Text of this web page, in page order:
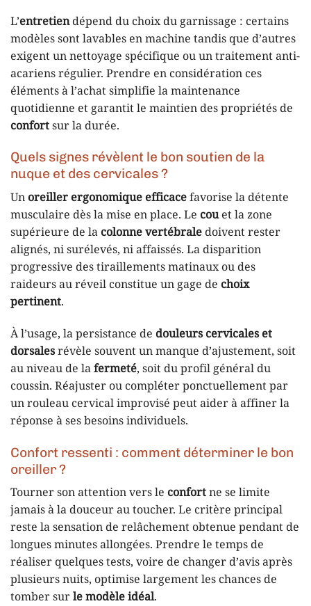
L’entretiendépend du choix du garnissage : certains
modèles sont lavables en machine tandis que d’autres
exigent un nettoyage spécifique ou un traitement anti-
acariens régulier. Prendre en considération ces
éléments à l’achat simplifie la maintenance
quotidienne et garantit le maintien des propriétés de
confortsur la durée.
Quels signes révèlent le bon soutien de la
nuque et des cervicales ?
Unoreiller ergonomique efficacefavorise la détente
musculaire dès la mise en place. Le couet la zone
supérieure de la colonne vertébraledoivent rester
alignés, ni surélevés, ni affaissés. La disparition
progressive des tiraillements matinaux ou des
raideurs au réveil constitue un gage de choix
pertinent.
À l’usage, la persistance de douleurs cervicales et
dorsalesrévèle souvent un manque d’ajustement, soit
au niveau de lafermeté, soit du profil général du
coussin. Réajuster ou compléter ponctuellement par
un rouleau cervical improvisé peut aider à affiner la
réponse à ses besoins individuels.
Confort ressenti : comment déterminer le bon
oreiller ?
Tourner son attention vers le confortne se limite
jamais à la douceur au toucher. Le critère principal
reste la sensation de relâchement obtenue pendant de
longues minutes allongées. Prendre le temps de
réaliser quelques tests, voire de changer d’avis après
plusieurs nuits, optimise largement les chances de
tomber surle modèle idéal.